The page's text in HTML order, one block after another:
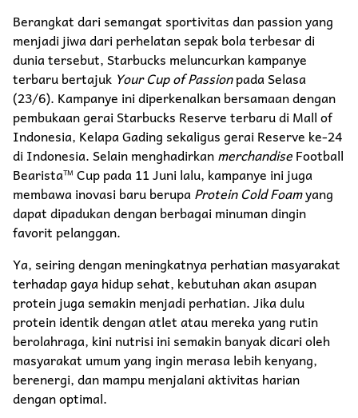
Berangkat dari semangat sportivitas dan passion yang
menjadi jiwa dari perhelatan sepak bola terbesar di
dunia tersebut, Starbucks meluncurkan kampanye
terbaru bertajuk Your Cup of Passionpada Selasa
(23/6). Kampanye ini diperkenalkan bersamaan dengan
pembukaan gerai Starbucks Reserve terbaru di Mall of
Indonesia, Kelapa Gading sekaligus gerai Reserve ke-24
di Indonesia. Selain menghadirkanmerchandiseFootball
Bearista™ Cup pada 11 Juni lalu, kampanye ini juga
membawa inovasi baru berupaProtein Cold Foamyang
dapat dipadukan dengan berbagai minuman dingin
favorit pelanggan.
Ya, seiring dengan meningkatnya perhatian masyarakat
terhadap gaya hidup sehat, kebutuhan akan asupan
protein juga semakin menjadi perhatian. Jika dulu
protein identik dengan atlet atau mereka yang rutin
berolahraga, kini nutrisi ini semakin banyak dicari oleh
masyarakat umum yang ingin merasa lebih kenyang,
berenergi, dan mampu menjalani aktivitas harian
dengan optimal.